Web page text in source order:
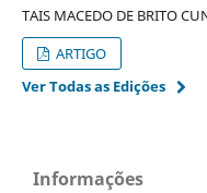
TAIS MACEDO DE BRITO
ARTIGO
Ver Todas as Edições
Informações